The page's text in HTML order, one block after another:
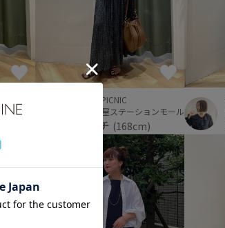
モール
ROPÉ PICNIC
柏高島屋ステーションモール
タグチ (168cm)